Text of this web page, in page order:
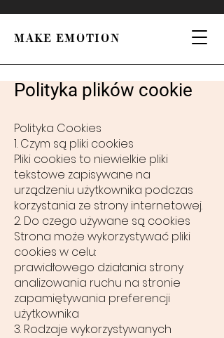
MAKE EMOTION
Polityka plików cookie
Polityka Cookies
1. Czym są pliki cookies
Pliki cookies to niewielkie pliki
tekstowe zapisywane na
urządzeniu użytkownika podczas
korzystania ze strony internetowej.
2. Do czego używane są cookies
Strona może wykorzystywać pliki
cookies w celu:
prawidłowego działania strony
analizowania ruchu na stronie
zapamiętywania preferencji
użytkownika
3. Rodzaje wykorzystywanych